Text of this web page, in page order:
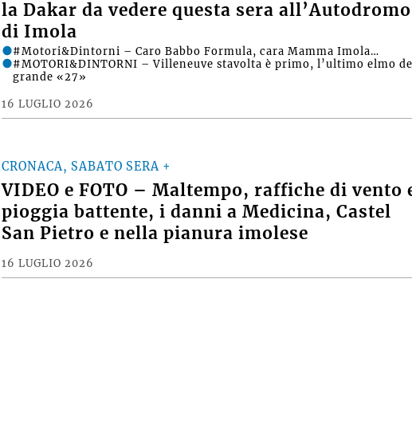
#Motori&Dintorni – «Salvato dalla sabbia»:
la Dakar da vedere questa sera all’Autodromo
di Imola
#Motori&Dintorni – Caro Babbo Formula, cara Mamma Imola…
#MOTORI&DINTORNI – Villeneuve stavolta è primo, l’ultimo elmo del
grande «27»
CRONACA, SABATO SERA +
VIDEO e FOTO – Maltempo, raffiche di vento e
pioggia battente, i danni a Medicina, Castel
San Pietro e nella pianura imolese